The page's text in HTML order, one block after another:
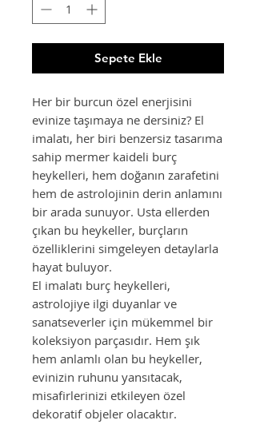
Sepete Ekle
Her bir burcun özel enerjisini
evinize taşımaya ne dersiniz? El
imalatı, her biri benzersiz tasarıma
sahip mermer kaideli burç
heykelleri, hem doğanın zarafetini
hem de astrolojinin derin anlamını
bir arada sunuyor. Usta ellerden
çıkan bu heykeller, burçların
özelliklerini simgeleyen detaylarla
hayat buluyor.
El imalatı burç heykelleri,
astrolojiye ilgi duyanlar ve
sanatseverler için mükemmel bir
koleksiyon parçasıdır. Hem şık
hem anlamlı olan bu heykeller,
evinizin ruhunu yansıtacak,
misafirlerinizi etkileyen özel
dekoratif objeler olacaktır.